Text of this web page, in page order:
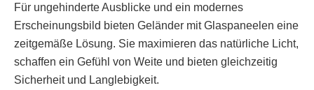
Für ungehinderte Ausblicke und ein modernes
Erscheinungsbild bieten Geländer mit Glaspaneelen eine
zeitgemäße Lösung. Sie maximieren das natürliche Licht,
schaffen ein Gefühl von Weite und bieten gleichzeitig
Sicherheit und Langlebigkeit.